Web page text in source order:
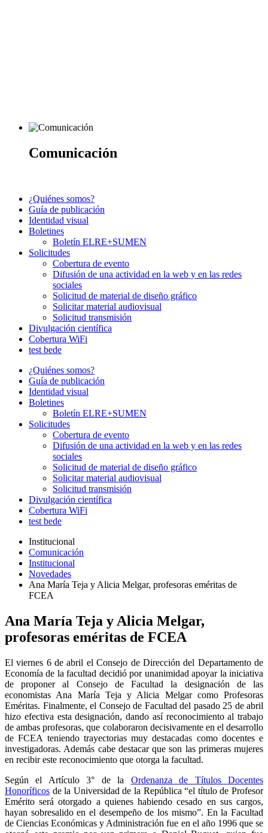
Comunicación
¿Quiénes somos?
Guía de publicación
Identidad visual
Boletines
Boletín ELRE+SUMEN
Solicitudes
Cobertura de evento
Difusión de una actividad en la web y en las redes
sociales
Solicitud de material de diseño gráfico
Solicitar material audiovisual
Solicitud transmisión
Divulgación científica
Cobertura WiFi
test bede
¿Quiénes somos?
Guía de publicación
Identidad visual
Boletines
Boletín ELRE+SUMEN
Solicitudes
Cobertura de evento
Difusión de una actividad en la web y en las redes
sociales
Solicitud de material de diseño gráfico
Solicitar material audiovisual
Solicitud transmisión
Divulgación científica
Cobertura WiFi
test bede
Institucional
Comunicación
Institucional
Novedades
Ana María Teja y Alicia Melgar, profesoras eméritas de
FCEA
Ana María Teja y Alicia Melgar,
profesoras eméritas de FCEA
El viernes 6 de abril el Consejo de Dirección del Departamento de
Economía de la facultad decidió por unanimidad apoyar la iniciativa
de proponer al Consejo de Facultad la designación de las
economistas Ana María Teja y Alicia Melgar como Profesoras
Eméritas. Finalmente, el Consejo de Facultad del pasado 25 de abril
hizo efectiva esta designación, dando así reconocimiento al trabajo
de ambas profesoras, que colaboraron decisivamente en el desarrollo
de FCEA teniendo trayectorias muy destacadas como docentes e
investigadoras. Además cabe destacar que son las primeras mujeres
en recibir este reconocimiento que otorga la facultad.
Según el Artículo 3° de la Ordenanza de Títulos Docentes
Honoríficos de la Universidad de la República “el título de Profesor
Emérito será otorgado a quienes habiendo cesado en sus cargos,
hayan sobresalido en el desempeño de los mismo”. En la Facultad
de Ciencias Económicas y Administración fue en el año 1996 que se